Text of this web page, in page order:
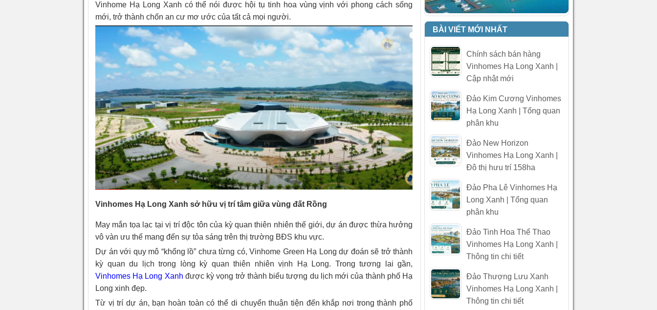
Vinhome Hạ Long Xanh có thể nói được hội tụ tinh hoa vùng vịnh với phong cách sống
mới, trở thành chốn an cư mơ ước của tất cả mọi người.
Vinhomes Hạ Long Xanh sở hữu vị trí tâm giữa vùng đất Rồng
May mắn tọa lạc tại vị trí độc tôn của kỳ quan thiên nhiên thế giới, dự án được thừa hưởng
vô vàn ưu thế mang đến sự tỏa sáng trên thị trường BĐS khu vực.
Dự án với quy mô “khổng lồ” chưa từng có, Vinhome Green Hạ Long dự đoán sẽ trở thành
kỳ quan du lịch trong lòng kỳ quan thiên nhiên vịnh Hạ Long. Trong tương lai gần,
Vinhomes Hạ Long Xanh được kỳ vọng trở thành biểu tượng du lịch mới của thành phố Hạ
Long xinh đẹp.
Từ vị trí dự án, bạn hoàn toàn có thể di chuyển thuận tiện đến khắp nơi trong thành phố
BÀI VIẾT MỚI NHẤT
Chính sách bán hàng
Vinhomes Hạ Long Xanh |
Cập nhật mới
Đảo Kim Cương Vinhomes
Hạ Long Xanh | Tổng quan
phân khu
Đảo New Horizon
Vinhomes Hạ Long Xanh |
Đô thị hưu trí 158ha
Đảo Pha Lê Vinhomes Hạ
Long Xanh | Tổng quan
phân khu
Đảo Tinh Hoa Thể Thao
Vinhomes Hạ Long Xanh |
Thông tin chi tiết
Đảo Thượng Lưu Xanh
Vinhomes Hạ Long Xanh |
Thông tin chi tiết